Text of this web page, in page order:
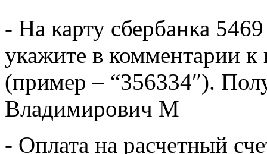
- На карту сбербанка
укажите в комментарии к
(пример – “356334″).
Владимирович М
- Оплата на расчетный